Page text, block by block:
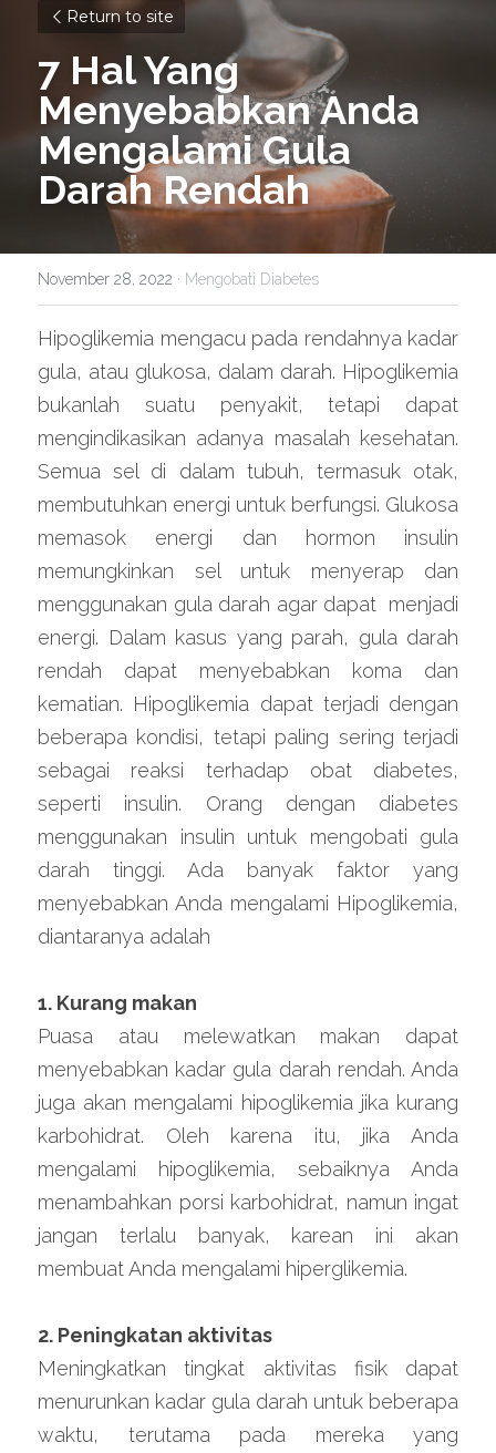
Return to site
7 Hal Yang
Menyebabkan Anda
Mengalami Gula
Darah Rendah
November 28, 2022 · Mengobati Diabetes
Hipoglikemia mengacu pada rendahnya kadar
gula, atau glukosa, dalam darah. Hipoglikemia
bukanlah suatu penyakit, tetapi dapat
mengindikasikan adanya masalah kesehatan.
Semua sel di dalam tubuh, termasuk otak,
membutuhkan energi untuk berfungsi. Glukosa
memasok energi dan hormon insulin
memungkinkan sel untuk menyerap dan
menggunakan gula darah agar dapat  menjadi
energi. Dalam kasus yang parah, gula darah
rendah dapat menyebabkan koma dan
kematian. Hipoglikemia dapat terjadi dengan
beberapa kondisi, tetapi paling sering terjadi
sebagai reaksi terhadap obat diabetes,
seperti insulin. Orang dengan diabetes
menggunakan insulin untuk mengobati gula
darah tinggi. Ada banyak faktor yang
menyebabkan Anda mengalami Hipoglikemia,
diantaranya adalah
1. Kurang makan
Puasa atau melewatkan makan dapat
menyebabkan kadar gula darah rendah. Anda
juga akan mengalami hipoglikemia jika kurang
karbohidrat. Oleh karena itu, jika Anda
mengalami hipoglikemia, sebaiknya Anda
menambahkan porsi karbohidrat, namun ingat
jangan terlalu banyak, karean ini akan
membuat Anda mengalami hiperglikemia.
2. Peningkatan aktivitas
Meningkatkan tingkat aktivitas fisik dapat
menurunkan kadar gula darah untuk beberapa
waktu, terutama pada mereka yang